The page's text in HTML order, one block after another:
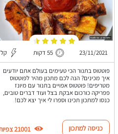
23/11/2021 55 דקות קל
פוטטוס בתנור הכי טעימים בעולם אתם יודעים
איך מכינים? הנה לכם מתכון מהיר לפוטטוס
מטריפים! פוטטוס אפויים בתנור עם מיונז
פפריקה כורכום אבקת בצל ועוד דברים טובים,
כנסו למתכון תכינו וספרו לי איך יצא לכם!
כניסה למתכון 21001 צפיות